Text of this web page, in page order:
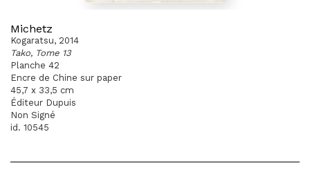
Michetz
Kogaratsu, 2014
Tako, Tome 13
Planche 42
Encre de Chine sur paper
45,7 x 33,5 cm
Éditeur Dupuis
Non Signé
id. 10545